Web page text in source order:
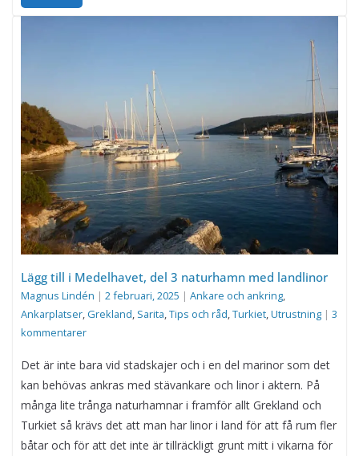
Lägg till i Medelhavet, del 3 naturhamn med landlinor
Magnus Lindén | 2 februari, 2025 | Ankare och ankring,
Ankarplatser, Grekland, Sarita,Tips och råd,Turkiet,Utrustning | 3
kommentarer
Det är inte bara vid stadskajer och i en del marinor som det
kan behövas ankras med stävankare och linor i aktern. På
många lite trånga naturhamnar i framför allt Grekland och
Turkiet så krävs det att man har linor i land för att få rum fler
båtar och för att det inte är tillräckligt grunt mitt i vikarna för